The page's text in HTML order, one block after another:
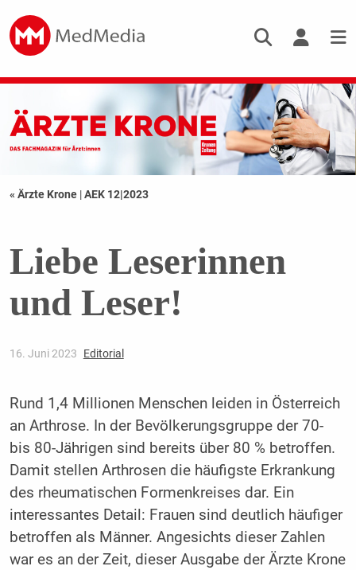
« Ärzte Krone |AEK 12|2023
Liebe Leserinnen
und Leser!
16. Juni 2023 Editorial
Rund 1,4 Millionen Menschen leiden in Österreich
an Arthrose. In der Bevölkerungsgruppe der 70-
bis 80-Jährigen sind bereits über 80 % betroffen.
Damit stellen Arthrosen die häufigste Erkrankung
des rheumatischen Formenkreises dar. Ein
interessantes Detail: Frauen sind deutlich häufiger
betroffen als Männer. Angesichts dieser Zahlen
war es an der Zeit, dieser Ausgabe der Ärzte Krone